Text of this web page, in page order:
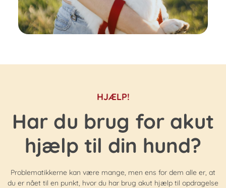
HJÆLP!
Har du brug for akut
hjælp til din hund?
Problematikkerne kan være mange, men ens for dem alle er, at
du er nået til en punkt, hvor du har brug akut hjælp til opdragelse